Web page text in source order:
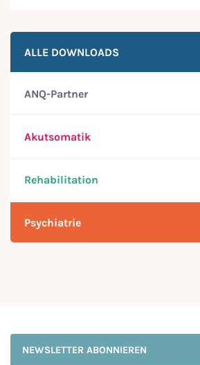
ALLE DOWNLOADS
ANQ-Partner
Akutsomatik
Rehabilitation
Psychiatrie
NEWSLETTER ABONNIEREN